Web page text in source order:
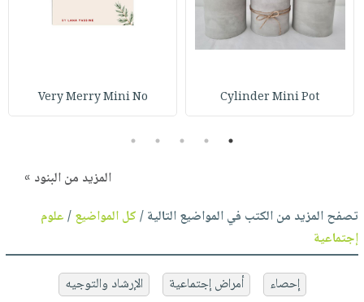
Cylinder Mini Pot
Very Merry Mini No
1
2
3
4
5
المزيد من البنود »
تصفح المزيد من الكتب في المواضيع التالية /كل المواضيع/علوم
إجتماعية
إحصاء أمراض إجتماعية
الإرشاد والتوجيه